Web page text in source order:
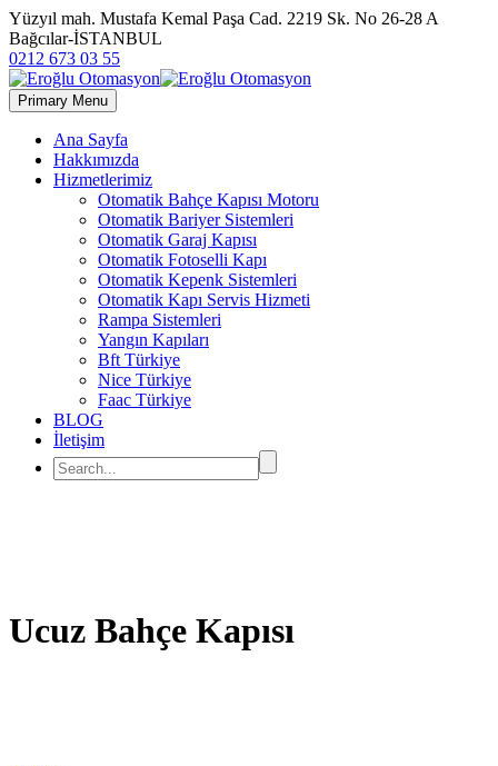
Yüzyıl mah. Mustafa Kemal Paşa Cad. 2219 Sk. No 26-28 A
Bağcılar-İSTANBUL
0212 673 03 55
Primary Menu
Ana Sayfa
Hakkımızda
Hizmetlerimiz
Otomatik Bahçe Kapısı Motoru
Otomatik Bariyer Sistemleri
Otomatik Garaj Kapısı
Otomatik Fotoselli Kapı
Otomatik Kepenk Sistemleri
Otomatik Kapı Servis Hizmeti
Rampa Sistemleri
Yangın Kapıları
Bft Türkiye
Nice Türkiye
Faac Türkiye
BLOG
İletişim
Ucuz Bahçe Kapısı